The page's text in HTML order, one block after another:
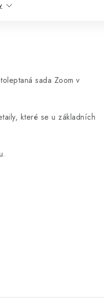
sada Zoom v
které se u základních